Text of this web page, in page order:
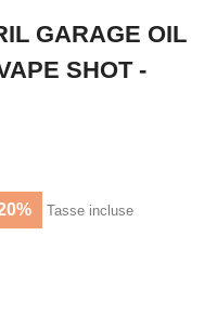
GARAGE OIL
SHOT -
Tasse incluse